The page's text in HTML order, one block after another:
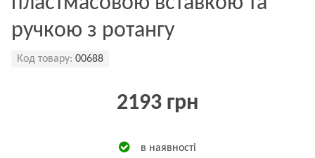
ручкою з ротангу
Код товару: 00688
2193 грн
в наявності